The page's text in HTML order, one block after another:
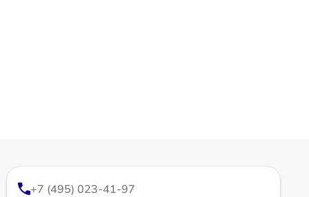
+7 (495) 023-41-97